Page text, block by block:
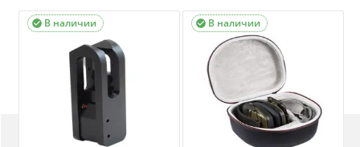
В наличии
 В наличии
